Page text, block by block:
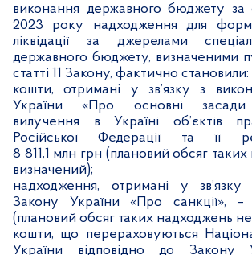
виконання державного бюджету за
2023 року надходження для
ліквідації за джерелами
державного бюджету, визначеними
статті 11 Закону, фактично становили:
кошти, отримані у зв’язку з
України «Про основні засади
вилучення в Україні об’єктів
Російської Федерації та її
8 811,1 млн грн (плановий обсяг
визначений);
надходження, отримані у
Закону України «Про санкції», –
(плановий обсяг таких надходжень
кошти, що перераховуються
України відповідно до Закону